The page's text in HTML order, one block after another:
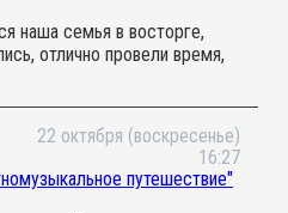
наша семья в восторге,
отлично провели время,
22 октября (воскресенье)
16:27
путешествие"